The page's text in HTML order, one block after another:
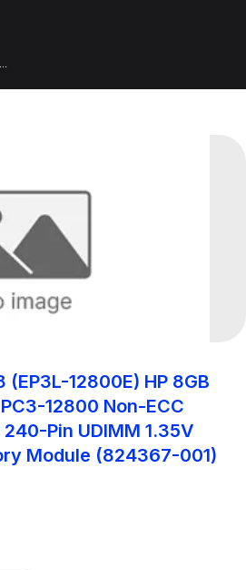
...
(EP3L-12800E) HP 8GB
12800 Non-ECC
Pin UDIMM 1.35V
Module (824367-001)